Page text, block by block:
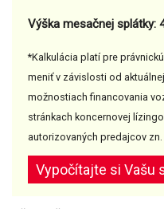
Výška mesačnej splátky:
*Kalkulácia platí pre
meniť v závislosti od
možnostiach financovania
stránkach koncernovej
autorizovaných predajcov zn.
Vypočítajte si Vašu